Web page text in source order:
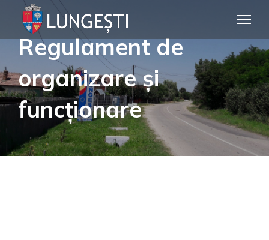
contentRegulament de
organizare și
funcționare